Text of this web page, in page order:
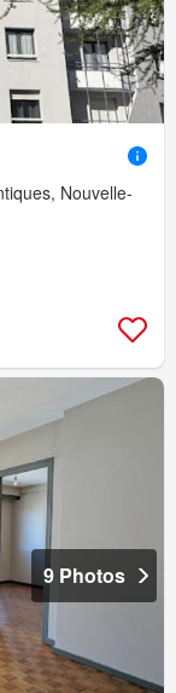
Nouvelle-
9 Photos